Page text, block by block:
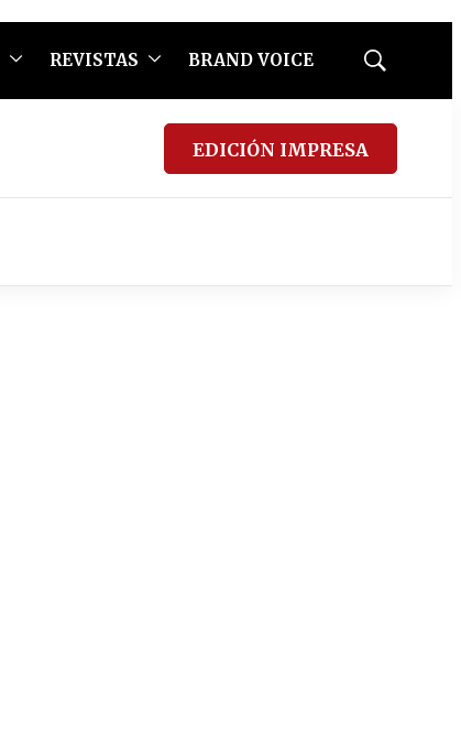
REVISTAS BRAND VOICE
Mostrar
EDICIÓN IMPRESA